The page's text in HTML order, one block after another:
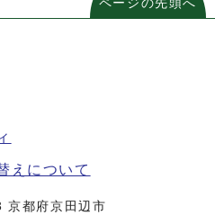
ページの先頭へ
えについて
都府京田辺市